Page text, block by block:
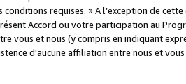
conditions requises. » A l’exception de
Accord ou votre participation au
vous et nous (y compris en indiquant
d'aucune affiliation entre nous et